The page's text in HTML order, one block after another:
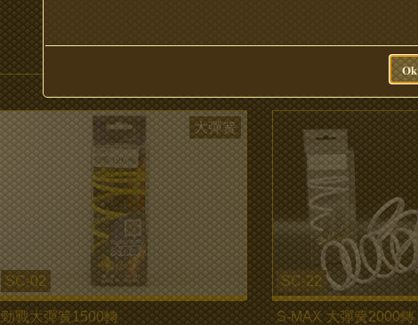
SC-02
大彈簧
勁戰大彈簧1500轉
SC-22
S-MAX 大彈簧2000轉
Ok